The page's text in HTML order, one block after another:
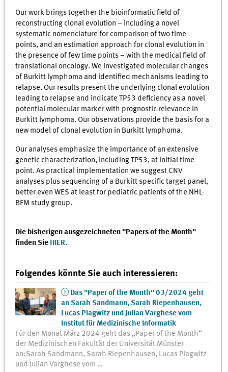
Our work brings together the bioinformatic field of
reconstructing clonal evolution – including a novel
systematic nomenclature for comparison of two time
points, and an estimation approach for clonal evolution in
the presence of few time points – with the medical field of
translational oncology. We investigated molecular changes
of Burkitt lymphoma and identified mechanisms leading to
relapse. Our results present the underlying clonal evolution
leading to relapse and indicate TP53 deficiency as a novel
potential molecular marker with prognostic relevance in
Burkitt lymphoma. Our observations provide the basis for a
new model of clonal evolution in Burkitt lymphoma.
Our analyses emphasize the importance of an extensive
genetic characterization, including TP53, at initial time
point. As practical implementation we suggest CNV
analyses plus sequencing of a Burkitt specific target panel,
better even WES at least for pediatric patients of the NHL-
BFM study group.
Die bisherigen ausgezeichneten "Papers of the Month"
finden Sie HIER.
Folgendes könnte Sie auch interessieren:
Das "Paper of the Month" 03/2024 geht
an Sarah Sandmann, Sarah Riepenhausen,
Lucas Plagwitz und Julian Varghese vom
Institut für Medizinische Informatik
Für den Monat März 2024 geht das „Paper of the Month“
der Medizinischen Fakultät der Universität Münster
an:Sarah Sandmann, Sarah Riepenhausen, Lucas Plagwitz
und Julian Varghese vom …